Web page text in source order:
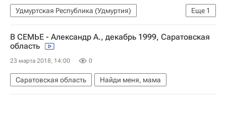
Еще 1
Удмуртская Республика (Удмуртия)
Найди меня, мама
В СЕМЬЕ - Александр А., декабрь 1999, Саратовская
область
23 марта 2018, 14:00 0
Саратовская область Найди меня, мама